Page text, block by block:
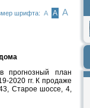
шрифта: А А А
прогнозный план
2020 гг. К продаже
Старое шоссе, 4,